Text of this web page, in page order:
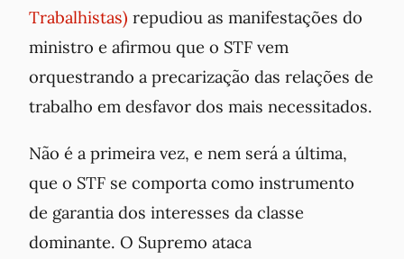
Trabalhistas) repudiou as manifestações do
ministro e afirmou que o STF vem
orquestrando a precarização das relações de
trabalho em desfavor dos mais necessitados.
Não é a primeira vez, e nem será a última,
que o STF se comporta como instrumento
de garantia dos interesses da classe
dominante. O Supremo ataca